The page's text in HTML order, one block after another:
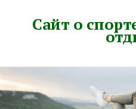
Сайт о